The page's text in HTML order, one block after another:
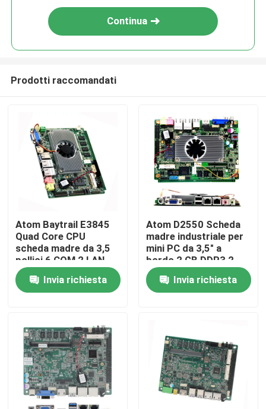
Casa
Prodotti
Chi siamo
Fatory Tour
Controllo di qualità
Continua
Prodotti raccomandati
Atom Baytrail E3845
Quad Core CPU
scheda madre da 3,5
pollici 6 COM 2 LAN
per macchina POS
Invia richiesta
Atom D2550 Scheda
madre industriale per
mini PC da 3,5" a
bordo 2 GB DDR3 2
LAN 6 COM
Invia richiesta